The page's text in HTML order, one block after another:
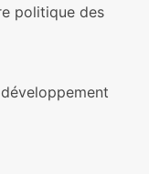
politique des